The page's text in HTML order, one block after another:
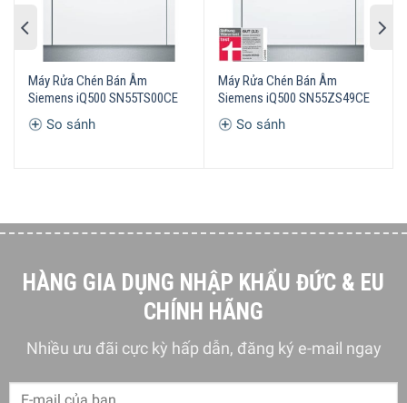
sấy khô chén đĩa nhanh hơn gấp ba lần nhưng vẫn mang
lại kết quả tuyệt vời. Với varioSpeed ​​Plus, bạn cũng có thể
bật turbo xả bất cứ lúc nào, ngay cả khi chu kỳ xả đã chạy.
Và đặc biệt khi bạn có thể kích hoạt và điều khiển
varioSpeed ​​Plus trên thiết bị của mình bằng ứng dụng
Máy Rửa Chén Bán Âm
Siemens iQ500 SN55TS00CE
So sánh
Máy Rửa Chén Bán Âm
Siemens iQ500 SN55ZS49CE
So sánh
HÀNG GIA DỤNG NHẬP KHẨU ĐỨC & EU
CHÍNH HÃNG
Nhiều ưu đãi cực kỳ hấp dẫn, đăng ký e-mail ngay